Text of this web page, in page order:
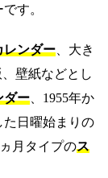
す。
レンダー 、大き
壁紙などとし
ダー 、1955年か
た日曜始まりの
月タイプのス